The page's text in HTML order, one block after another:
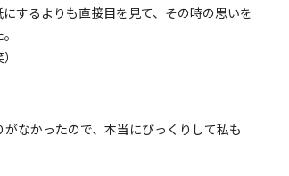
するよりも直接目を見て、その時の思いを
なかったので、本当にびっくりして私も